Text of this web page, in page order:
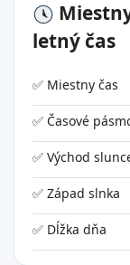
letný čas
✅ Miestny čas
✅ Časové
✅ Východ
✅ Západ slnka
✅ Dĺžka dňa